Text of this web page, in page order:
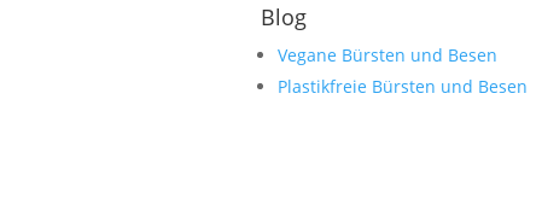
Blog
Vegane Bürsten und Besen
Plastikfreie Bürsten und Besen